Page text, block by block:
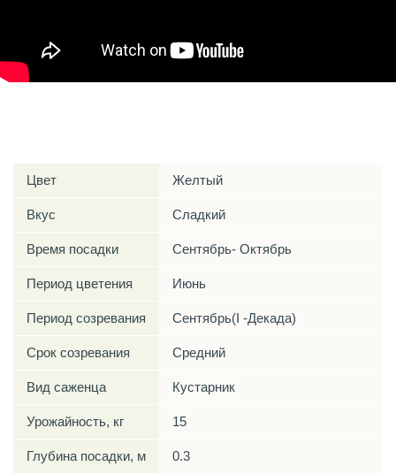
Цвет Желтый
Вкус Сладкий
Время посадки Сентябрь- Октябрь
Период цветения Июнь
Период созревания Сентябрь(I -Декада)
Срок созревания Средний
Вид саженца Кустарник
Урожайность, кг 15
Глубина посадки, м 0.3